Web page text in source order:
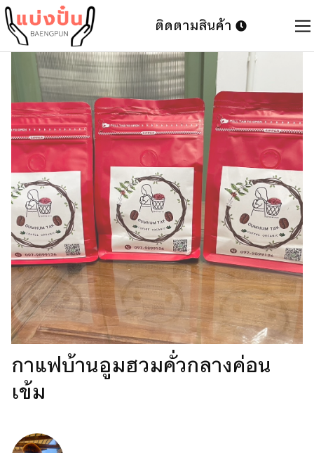
ติดตามสินค้า
กาแฟบ้านอูมฮวมคั่วกลางค่อน
เข้ม